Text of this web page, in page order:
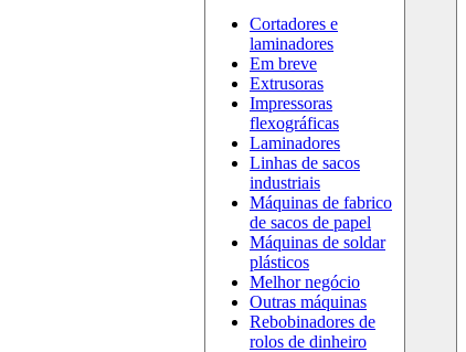
Cortadores e
laminadores
Em breve
Extrusoras
Impressoras
flexográficas
Laminadores
Linhas de sacos
industriais
Máquinas de fabrico
de sacos de papel
Máquinas de soldar
plásticos
Melhor negócio
Outras máquinas
Rebobinadores de
rolos de dinheiro